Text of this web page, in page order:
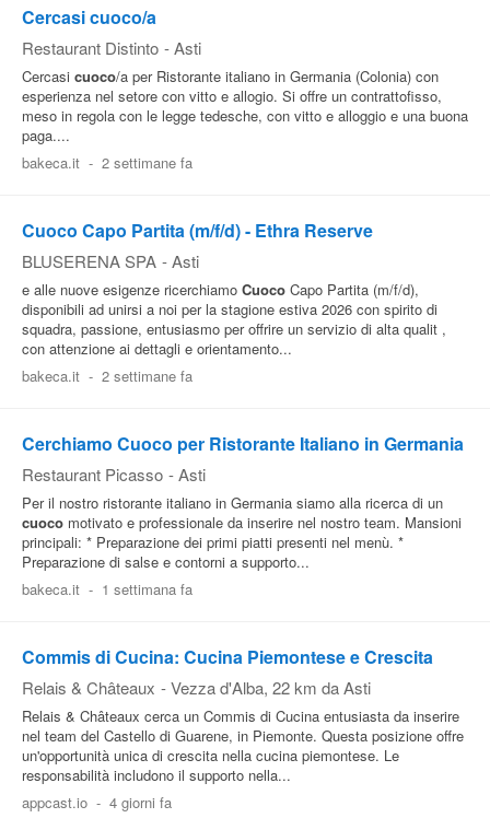
Cercasi cuoco/a
Restaurant Distinto - Asti
Cercasi cuoco/a per Ristorante italiano in Germania (Colonia) con
esperienza nel setore con vitto e allogio. Si offre un contrattofisso,
meso in regola con le legge tedesche, con vitto e alloggio e una buona
paga....
bakeca.it - 2 settimane fa
Cuoco Capo Partita (m/f/d) - Ethra Reserve
BLUSERENA SPA - Asti
e alle nuove esigenze ricerchiamo Cuoco Capo Partita (m/f/d),
disponibili ad unirsi a noi per la stagione estiva 2026 con spirito di
squadra, passione, entusiasmo per offrire un servizio di alta qualit ,
con attenzione ai dettagli e orientamento...
bakeca.it - 2 settimane fa
Cerchiamo Cuoco per Ristorante Italiano in Germania
Restaurant Picasso - Asti
Per il nostro ristorante italiano in Germania siamo alla ricerca di un
cuoco motivato e professionale da inserire nel nostro team. Mansioni
principali: * Preparazione dei primi piatti presenti nel menù. *
Preparazione di salse e contorni a supporto...
bakeca.it - 1 settimana fa
Commis di Cucina: Cucina Piemontese e Crescita
Relais & Châteaux - Vezza d'Alba, 22 km da Asti
Relais & Châteaux cerca un Commis di Cucina entusiasta da inserire
nel team del Castello di Guarene, in Piemonte. Questa posizione offre
un'opportunità unica di crescita nella cucina piemontese. Le
responsabilità includono il supporto nella...
appcast.io - 4 giorni fa